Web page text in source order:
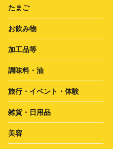
たまご
お飲み物
加工品等
調味料・油
旅行・イベント・体験
雑貨・日用品
美容